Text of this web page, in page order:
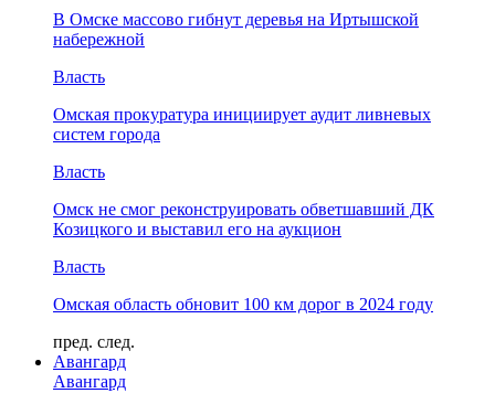
В Омске массово гибнут деревья на Иртышской
набережной
Власть
Омская прокуратура инициирует аудит ливневых
систем города
Власть
Омск не смог реконструировать обветшавший ДК
Козицкого и выставил его на аукцион
Власть
Омская область обновит 100 км дорог в 2024 году
пред. след.
Авангард
Авангард